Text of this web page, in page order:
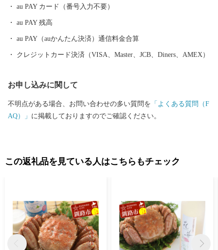
められている北海道横断自動車道(高速道路)の完成により今後、飛
躍的に物流機能が高まるものと期待されています。 また、特別天
然記念物｢タンチョウ｣や「阿寒湖のマリモ」をはじめとする世界
滞在にも適した地域と言えます。 ＜ワンストップ申請書送付先＞
au PAY カード（番号入力不要）
au PAY 残高
au PAY（auかんたん決済）通信料金合算
クレジットカード決済（VISA、Master、JCB、Diners、AMEX）
お申し込みに関して
不明点がある場合、お問い合わせの多い質問を 「よくある質問（F
AQ）」 に掲載しておりますのでご確認ください。
この返礼品を見ている人はこちらもチェック